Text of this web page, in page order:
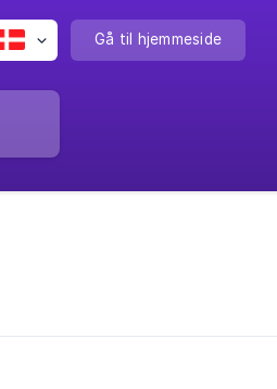
Gå til hjemmeside